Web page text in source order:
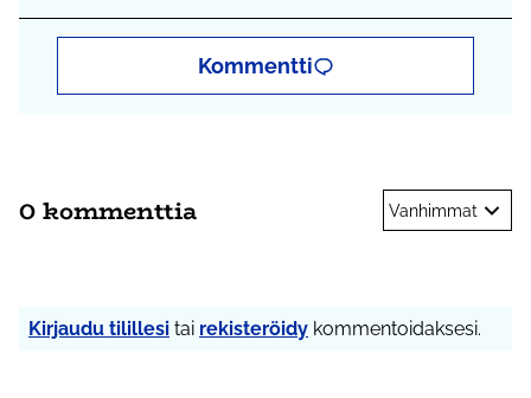
Kommentti
0 kommenttia Vanhimmat
Kirjaudu tilillesi tai rekisteröidy kommentoidaksesi.